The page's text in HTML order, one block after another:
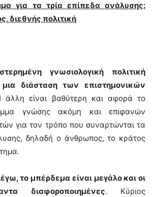
για τα τρία επίπεδα ανάλυσης:
διεθνής πολιτική
γνωσιολογική πολιτική
διάσταση των επιστημονικών
είναι βαθύτερη και αφορά το
γνώσης ακόμη και επιφανών
για τον τρόπο που συναρτώνται τα
δηλαδή ο άνθρωπος, το κράτος
το μπέρδεμα είναι μεγάλο και οι
διαφοροποιημένες. Κύριος